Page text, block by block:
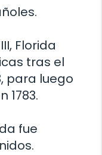
Florida
tras el
para luego
1783.
fue